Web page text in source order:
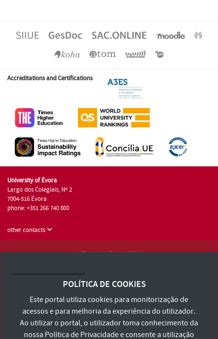
Accreditations and Certifications
University of Évora
Largo dos Colegiais, Nº 2
7004-516 Évora
phone: +351 266 740 800
other contacts
Terms and Conditions and Privacy Policy
Accessibility Statement
POLÍTICA DE COOKIES
Este portal utiliza cookies para monitorização de
acessos e para melhoria da experiência do utilizador.
Ao utilizar o portal, o utilizador toma conhecimento da
nossa Política de Privacidadee consente a utilização